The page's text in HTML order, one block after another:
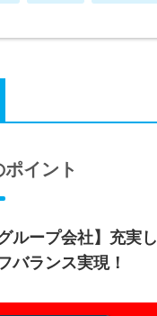
イント
ループ会社】充実
バランス実現！